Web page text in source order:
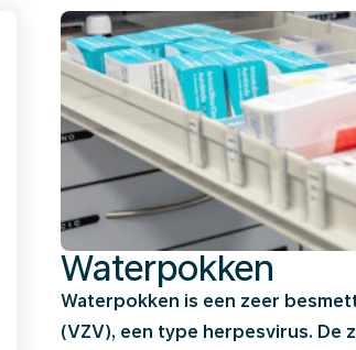
Waterpokken
Waterpokken is een zeer
(VZV), een type herpesvirus. De